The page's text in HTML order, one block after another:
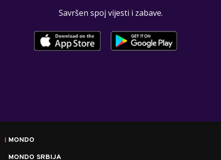
Savršen spoj vijesti i zabave.
MONDO
MONDO SRBIJA